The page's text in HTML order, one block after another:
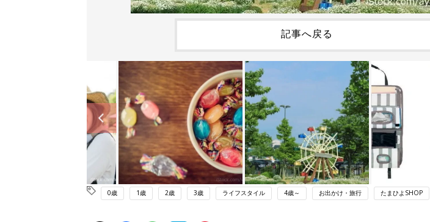
記事へ戻る
0歳 1歳 2歳 3歳 ライフスタイル 4歳～ お出かけ・旅行 たまひよSHOP